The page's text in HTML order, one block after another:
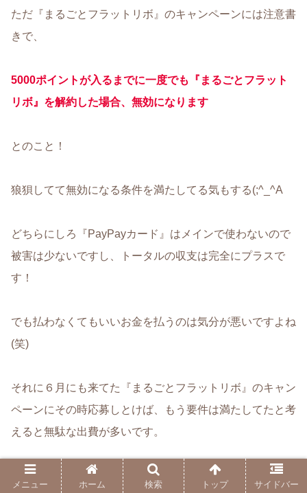
ただ『まるごとフラットリボ』のキャンペーンには注意書
きで、
5000ポイントが入るまでに一度でも『まるごとフラット
リボ』を解約した場合、無効になります
とのこと！
狼狽してて無効になる条件を満たしてる気もする(;^_^A
どちらにしろ『PayPayカード』はメインで使わないので
被害は少ないですし、トータルの収支は完全にプラスで
す！
でも払わなくてもいいお金を払うのは気分が悪いですよね
(笑)
それに６月にも来てた『まるごとフラットリボ』のキャン
ペーンにその時応募しとけば、もう要件は満たしてたと考
えると無駄な出費が多いです。
お金は大事なものなので、冷静に対応していきたいです
メニュー ホーム 検索 トップ サイドバー